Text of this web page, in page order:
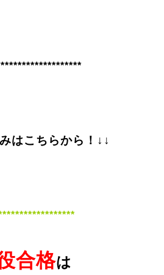
はこちらから！↓↓
合格は